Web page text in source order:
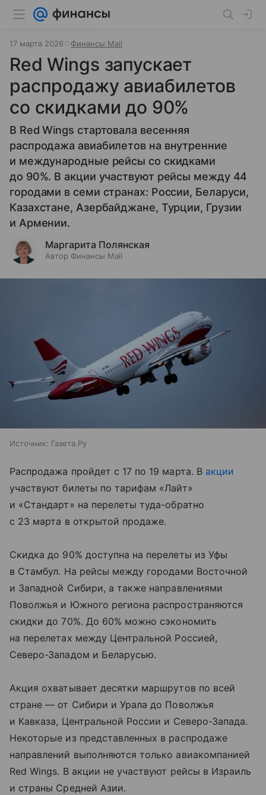
17 марта 2026 Финансы Mail
Red Wings запускает
распродажу авиабилетов
со скидками до 90%
В Red Wings стартовала весенняя
распродажа авиабилетов на внутренние
и международные рейсы со скидками
до 90%. В акции участвуют рейсы между 44
городами в семи странах: России, Беларуси,
Казахстане, Азербайджане, Турции, Грузии
и Армении.
Маргарита Полянская
Автор Финансы Mail
Источник: Газета.Ру
Распродажа пройдет с 17 по 19 марта. В акции
участвуют билеты по тарифам «Лайт»
и «Стандарт» на перелеты туда-обратно
с 23 марта в открытой продаже.
Скидка до 90% доступна на перелеты из Уфы
в Стамбул. На рейсы между городами Восточной
и Западной Сибири, а также направлениями
Поволжья и Южного региона распространяются
скидки до 70%. До 60% можно сэкономить
на перелетах между Центральной Россией,
Северо-Западом и Беларусью.
Акция охватывает десятки маршрутов по всей
стране — от Сибири и Урала до Поволжья
и Кавказа, Центральной России и Северо-Запада.
Некоторые из представленных в распродаже
направлений выполняются только авиакомпанией
Red Wings. В акции не участвуют рейсы в Израиль
и страны Средней Азии.